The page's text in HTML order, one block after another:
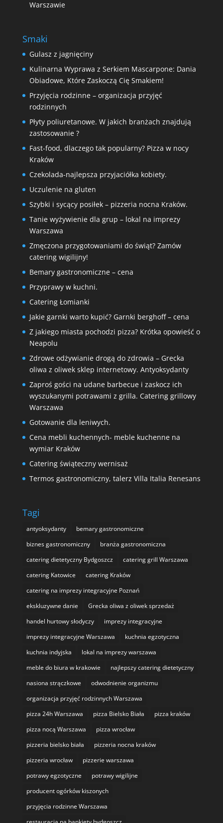
Warszawie
Smaki
Gulasz z jagnięciny
Kulinarna Wyprawa z Serkiem Mascarpone: Dania
Obiadowe, Które Zaskoczą Cię Smakiem!
Przyjęcia rodzinne – organizacja przyjęć
rodzinnych
Płyty poliuretanowe. W jakich branżach znajdują
zastosowanie ?
Fast-food, dlaczego tak popularny? Pizza w nocy
Kraków
Czekolada-najlepsza przyjaciółka kobiety.
Uczulenie na gluten
Szybki i sycący posiłek – pizzeria nocna Kraków.
Tanie wyżywienie dla grup – lokal na imprezy
Warszawa
Zmęczona przygotowaniami do świąt? Zamów
catering wigilijny!
Bemary gastronomiczne – cena
Przyprawy w kuchni.
Catering Łomianki
Jakie garnki warto kupić? Garnki berghoff – cena
Z jakiego miasta pochodzi pizza? Krótka opowieść o
Neapolu
Zdrowe odżywianie drogą do zdrowia – Grecka
oliwa z oliwek sklep internetowy. Antyoksydanty
Zaproś gości na udane barbecue i zaskocz ich
wyszukanymi potrawami z grilla. Catering grillowy
Warszawa
Gotowanie dla leniwych.
Cena mebli kuchennych- meble kuchenne na
wymiar Kraków
Catering świąteczny wernisaż
Termos gastronomiczny, talerz Villa Italia Renesans
Tagi
antyoksydanty
bemary gastronomiczne
biznes gastronomiczny
branża gastronomiczna
catering dietetyczny Bydgoszcz
catering grill Warszawa
catering Katowice
catering Kraków
catering na imprezy integracyjne Poznań
ekskluzywne danie
Grecka oliwa z oliwek sprzedaż
handel hurtowy słodyczy
imprezy integracyjne
imprezy integracyjne Warszawa
kuchnia egzotyczna
kuchnia indyjska
lokal na imprezy warszawa
meble do biura w krakowie
najlepszy catering dietetyczny
nasiona strączkowe
odwodnienie organizmu
organizacja przyjęć rodzinnych Warszawa
pizza 24h Warszawa
pizza Bielsko Biała
pizza kraków
pizza nocą Warszawa
pizza wrocław
pizzeria bielsko biała
pizzeria nocna kraków
pizzeria wrocław
pizzerie warszawa
potrawy egzotyczne
potrawy wigilijne
producent ogórków kiszonych
przyjęcia rodzinne Warszawa